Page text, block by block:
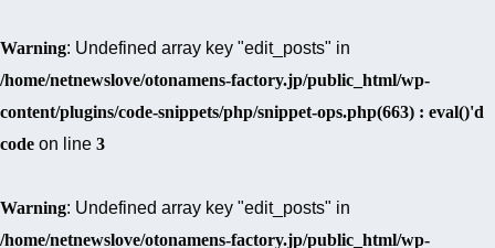
Warning: Undefined array key "edit_posts" in
/home/netnewslove/otonamens-factory.jp/public_html/wp-
content/plugins/code-snippets/php/snippet-ops.php(663) : eval()'d
code on line 3
Warning: Undefined array key "edit_posts" in
/home/netnewslove/otonamens-factory.jp/public_html/wp-